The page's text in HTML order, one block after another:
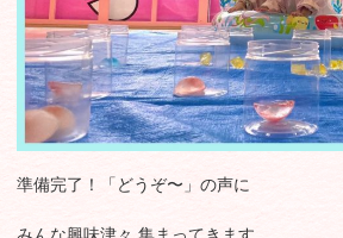
準備完了！「どうぞ〜」の声に
みんな興味津々 集まってきます